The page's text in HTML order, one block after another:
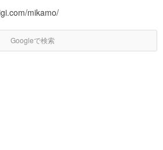
mikamo/
Googleで検索